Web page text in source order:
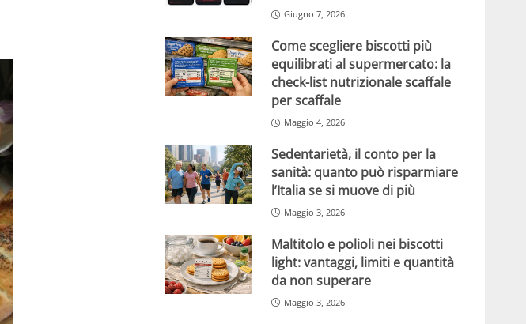
Giugno 7, 2026
Come scegliere biscotti più
equilibrati al supermercato: la
check-list nutrizionale scaffale
per scaffale
Maggio 4, 2026
Sedentarietà, il conto per la
sanità: quanto può risparmiare
l’Italia se si muove di più
Maggio 3, 2026
Maltitolo e polioli nei biscotti
light: vantaggi, limiti e quantità
da non superare
Maggio 3, 2026